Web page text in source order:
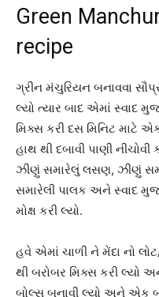
Green
recipe
ગ્રીન મંચુરિયન બનાવવા
લ્યો ત્યાર બાદ એમાં સ્વાદ
મિક્સ કરી દસ મિનિટ માટે
હાથ થી દબાવી પાણી
ઝીણું સમારેલું લસણ, ઝીણું
સમારેલી પાલક અને સ્વાદ
મોક્ષ કરી લ્યો.
હવે એમાં ચાળી ને મેંદા નો
થી બરોબર મિક્સ કરી લ્યો
બોલ્સ બનાવી લ્યો અને એક